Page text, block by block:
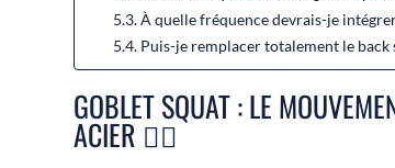
À quelle fréquence devrais-je
Puis-je remplacer totalement le back
GOBLET SQUAT : LE
ACIER 🏋️‍♂️